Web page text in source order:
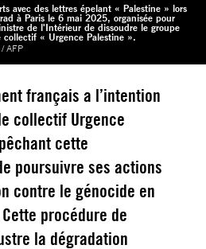
avec des lettres épelant « Palestine » lors
à Paris le 6 mai 2025, organisée pour
de l'Intérieur de dissoudre le groupe
« Urgence Palestine ».
AFP
français a l’intention
collectif Urgence
cette
poursuivre ses actions
contre le génocide en
procédure de
la dégradation